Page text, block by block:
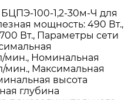
100-1,2-30м-Ч для
мощность: 490 Вт.,
Вт., Параметры сети
мин., Номинальная
мин., Максимальная
высота
глубина